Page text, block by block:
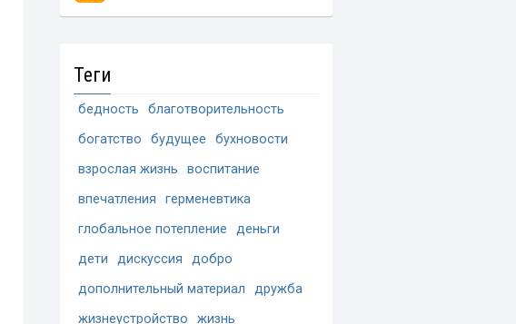
Теги
бедность
благотворительность
богатство
будущее
бухновости
взрослая жизнь
воспитание
впечатления
герменевтика
глобальное потепление
деньги
дети
дискуссия
добро
дополнительный материал
дружба
жизнеустройство
жизнь